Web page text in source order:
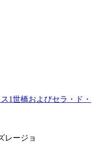
1世橋およびセラ・ド・
レージョ